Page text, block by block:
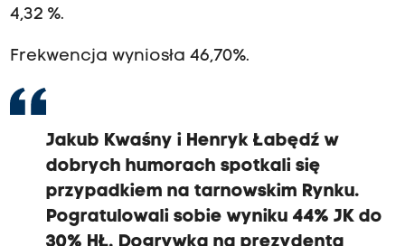
4,32 %.
Frekwencja wyniosła 46,70%.
Jakub Kwaśny i Henryk Łabędź w
dobrych humorach spotkali się
przypadkiem na tarnowskim Rynku.
Pogratulowali sobie wyniku 44% JK do